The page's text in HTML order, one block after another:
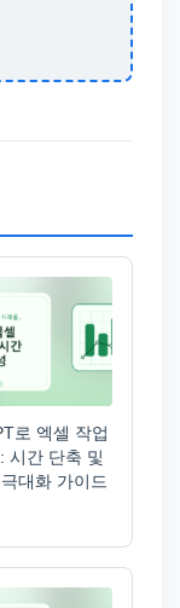
로 엑셀 작업
시간 단축 및
대화 가이드